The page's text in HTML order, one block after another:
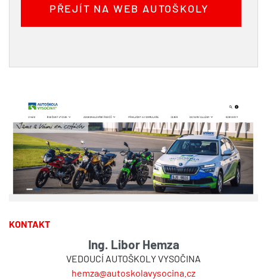
PŘEJÍT NA WEB AUTOŠKOLY
KONTAKT
Ing. Libor Hemza
VEDOUCÍ AUTOŠKOLY VYSOČINA
hemza@autoskolavysocina.cz